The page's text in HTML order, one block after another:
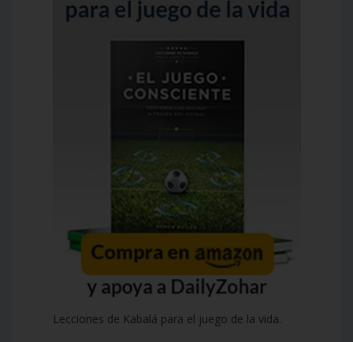
Lecciones de Kabalá para el juego de la vida.